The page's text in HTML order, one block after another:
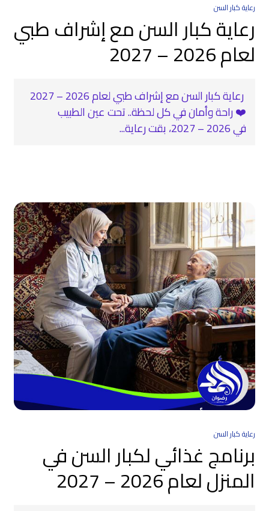
رعاية كبار السن
رعاية كبار السن مع إشراف طبي
لعام 2026 – 2027
‍ رعاية كبار السن مع إشراف طبي لعام 2026 – 2027
❤️‍ راحة وأمان في كل لحظة.. تحت عين الطبيب
في 2026 – 2027، بقت رعاية...
رعاية كبار السن
برنامج غذائي لكبار السن في
المنزل لعام 2026 – 2027